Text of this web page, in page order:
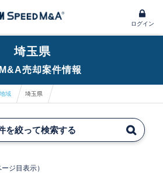
ログイン
埼玉県
M&A売却案件情報
地域 埼玉県
を絞って検索する
ジ目表示）